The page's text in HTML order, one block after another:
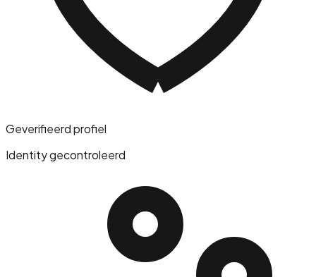
Geverifieerd profiel
Identity gecontroleerd